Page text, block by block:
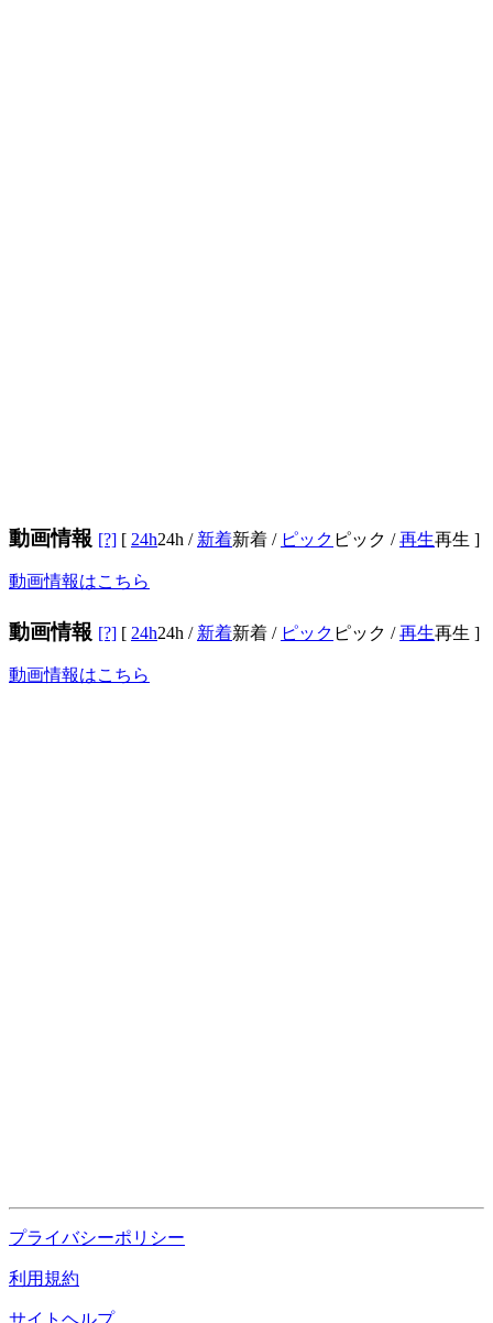
動画情報 [?] [ 24h24h / 新着新着 / ピック ピック /再生再生 ]
動画情報はこちら
動画情報 [?] [ 24h24h / 新着新着 / ピック ピック /再生再生 ]
動画情報はこちら
プライバシーポリシー
利用規約
サイトヘルプ